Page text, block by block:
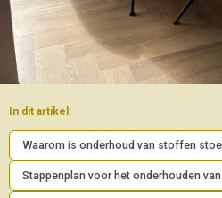
In dit artikel:
Waarom is onderhoud van stoffen
Stappenplan voor het onderhouden